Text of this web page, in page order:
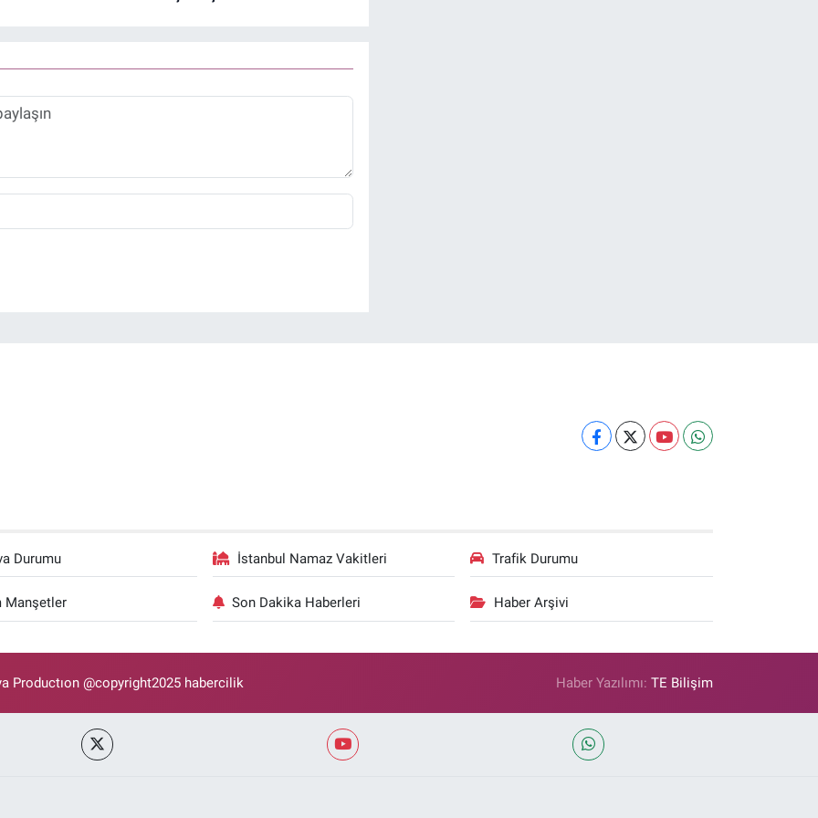
Durumu İstanbul Namaz Vakitleri Trafik Durumu
Manşetler Son Dakika Haberleri Haber Arşivi
Productıon @copyright2025 habercilik Haber Yazılımı:TE Bilişim